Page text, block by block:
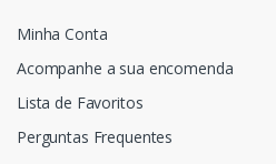
Minha Conta
Acompanhe a sua encomenda
Lista de Favoritos
Perguntas Frequentes